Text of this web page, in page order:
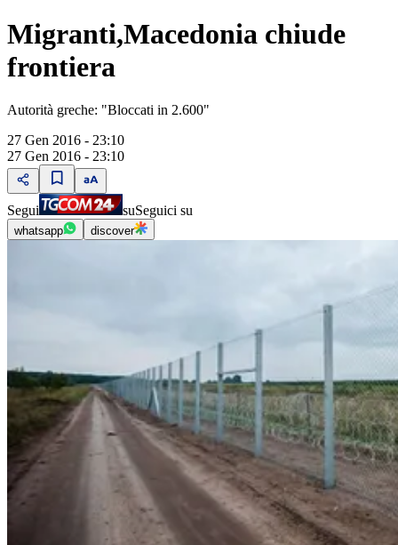
Migranti,Macedonia chiude
frontiera
Autorità greche: "Bloccati in 2.600"
27 Gen 2016 - 23:10
27 Gen 2016 - 23:10
Segui suSeguici su
whatsapp discover